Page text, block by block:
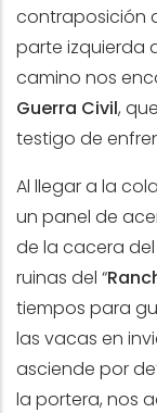
contraposición
parte izquierda
camino nos
Guerra Civil,
testigo de
Al llegar a la
un panel de
de la cacera
ruinas del “
tiempos para
las vacas en
asciende por
la portera, nos